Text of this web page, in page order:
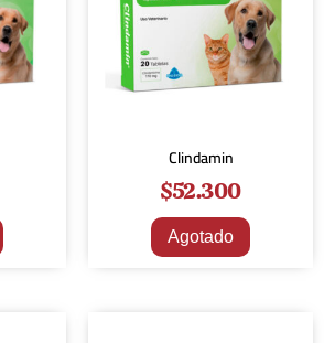
Clindamin
$52.300
Agotado